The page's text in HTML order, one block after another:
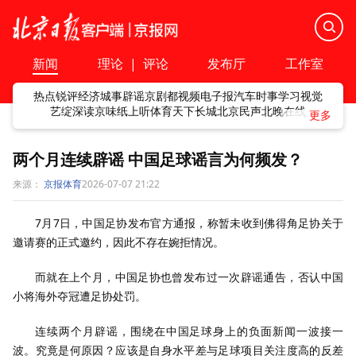
新闻 理论 | 评论 发布厅 工作室
热点锐评经济城事辟谣京剧都视频电子报汽车时事学习视觉
艺绽深读京味纸上听体育天下长城北京民声北晚在线
两个月连续辟谣 中国足球谣言为何频发？
来源： 京报体育2026-07-07 21:22
7‌月7日，中国足协发布官方通报，称暂未收到佛得角足协关于
邀请赛的正式邀约，因此不存在婉拒情况。
而就在上个月，中国足协也曾发布过一次辟谣通告，‌否认中国
小将海外夺冠遭足协处罚。
连续两个月辟谣，围绕在中国足球身上的负面新闻一波接一
波。究竟是何原因？应该是自身水平差与足球项目关注度高的反差